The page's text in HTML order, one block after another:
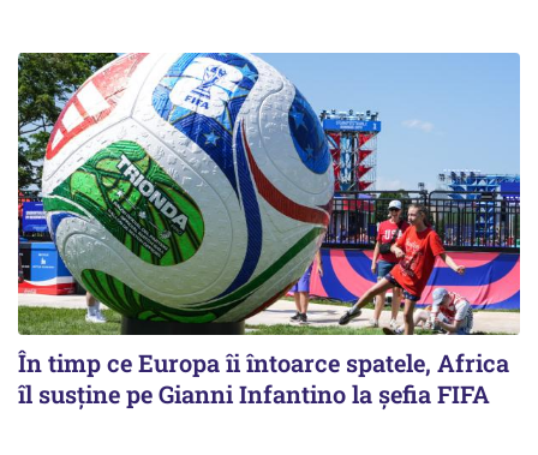
În timp ce Europa îi întoarce spatele, Africa
îl susține pe Gianni Infantino la șefia FIFA